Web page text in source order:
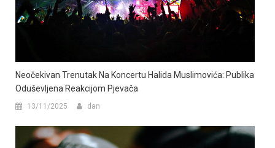
Neočekivan Trenutak Na Koncertu Halida Muslimovića: Publika
Oduševljena Reakcijom Pjevača
13/11/2025 dan